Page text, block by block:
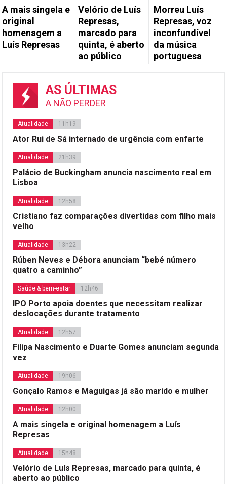
A mais singela e
original
homenagem a
Luís Represas
Velório de Luís
Represas,
marcado para
quinta, é aberto
ao público
Morreu Luís
Represas, voz
inconfundível
da música
portuguesa
AS ÚLTIMAS
A NÃO PERDER
Atualidade 11h19
Ator Rui de Sá internado de urgência com enfarte
Atualidade 21h39
Palácio de Buckingham anuncia nascimento real em
Lisboa
Atualidade 12h58
Cristiano faz comparações divertidas com filho mais
velho
Atualidade 13h22
Rúben Neves e Débora anunciam “bebé número
quatro a caminho”
Saúde & bem-estar 12h46
IPO Porto apoia doentes que necessitam realizar
deslocações durante tratamento
Atualidade 12h57
Filipa Nascimento e Duarte Gomes anunciam segunda
vez
Atualidade 19h06
Gonçalo Ramos e Maguigas já são marido e mulher
Atualidade 12h00
A mais singela e original homenagem a Luís
Represas
Atualidade 15h48
Velório de Luís Represas, marcado para quinta, é
aberto ao público